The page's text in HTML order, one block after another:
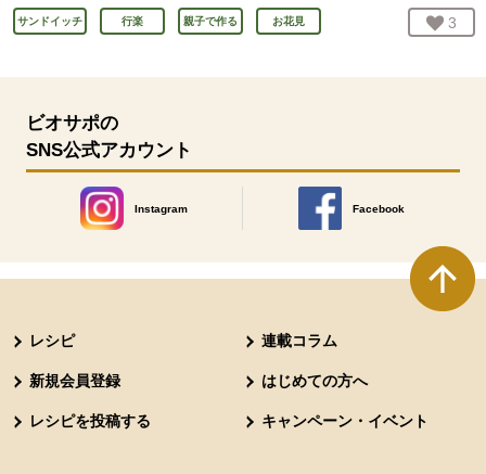
サンドイッチ 行楽 親子で作る お花見 お気
3
ビオサポの
SNS公式アカウント
Instagram
別のウィンドウで開きます。
Facebook
別のウィンドウで開きます
レシピ 連載コラム
新規会員登録 はじめての方へ
レシピを投稿する キャンペーン・イベント